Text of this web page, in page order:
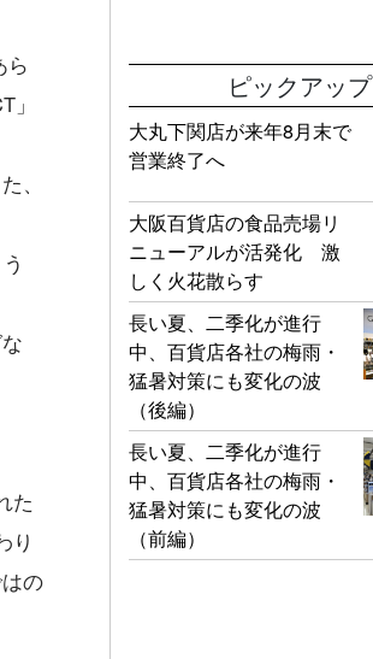
ら
、
た
り
の
ピックアップ
大丸下関店が来年8月末で
営業終了へ
大阪百貨店の食品売場リ
ニューアルが活発化 激
しく火花散らす
長い夏、二季化が進行
中、百貨店各社の梅雨・
猛暑対策にも変化の波
（後編）
長い夏、二季化が進行
中、百貨店各社の梅雨・
猛暑対策にも変化の波
（前編）